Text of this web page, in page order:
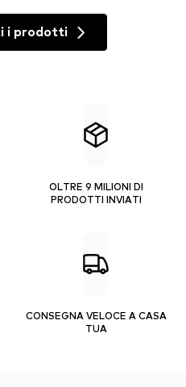
i prodotti
OLTRE 9 MILIONI DI
PRODOTTI INVIATI
CONSEGNA VELOCE A CASA
TUA